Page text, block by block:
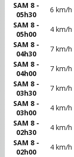
SAM 8 -
05h30
6 km/h
SAM 8 -
05h00
4 km/h
SAM 8 -
04h30
7 km/h
SAM 8 -
04h00
7 km/h
SAM 8 -
03h30
7 km/h
SAM 8 -
03h00
4 km/h
SAM 8 -
02h30
4 km/h
SAM 8 -
02h00
4 km/h